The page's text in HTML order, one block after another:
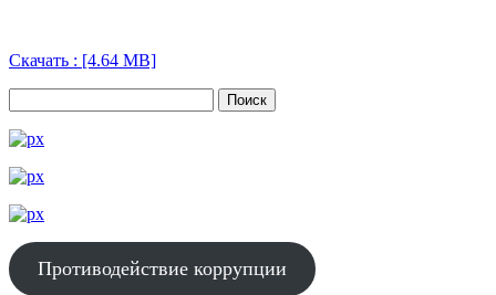
Скачать : [4.64 MB]
Противодействие коррупции